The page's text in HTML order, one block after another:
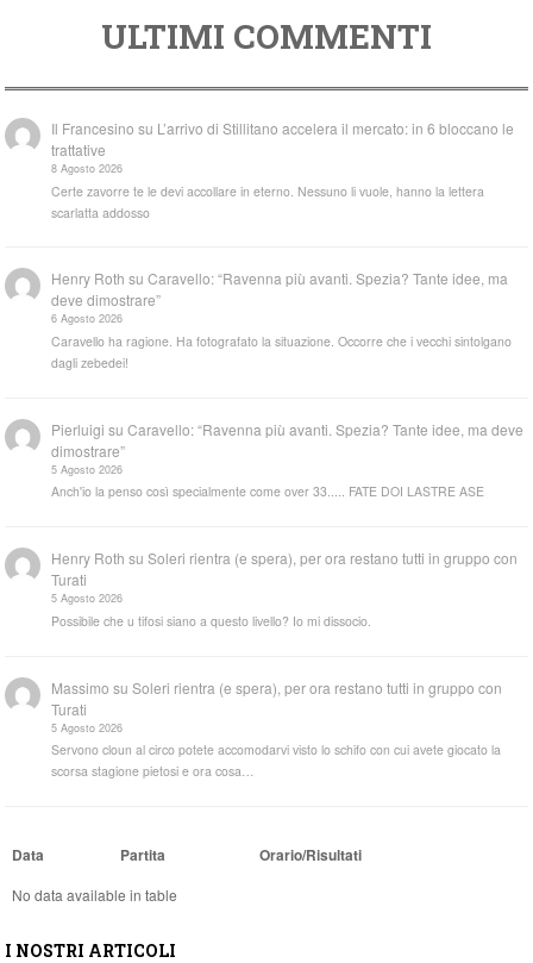
ULTIMI COMMENTI
Il Francesino su L’arrivo di Stillitano accelera il mercato: in 6 bloccano le
trattative
8 Agosto 2026
Certe zavorre te le devi accollare in eterno. Nessuno li vuole, hanno la lettera
scarlatta addosso
Henry Roth suCaravello: “Ravenna più avanti. Spezia? Tante idee, ma
deve dimostrare”
6 Agosto 2026
Caravello ha ragione. Ha fotografato la situazione. Occorre che i vecchi sintolgano
dagli zebedei!
Pierluigi suCaravello: “Ravenna più avanti. Spezia? Tante idee, ma deve
dimostrare”
5 Agosto 2026
Anch'io la penso così specialmente come over 33..... FATE DOI LASTRE ASE
Henry Roth suSoleri rientra (e spera), per ora restano tutti in gruppo con
Turati
5 Agosto 2026
Possibile che u tifosi siano a questo livello? Io mi dissocio.
Massimo suSoleri rientra (e spera), per ora restano tutti in gruppo con
Turati
5 Agosto 2026
Servono cloun al circo potete accomodarvi visto lo schifo con cui avete giocato la
scorsa stagione pietosi e ora cosa…
Data Partita Orario/Risultati
No data available in table
I NOSTRI ARTICOLI